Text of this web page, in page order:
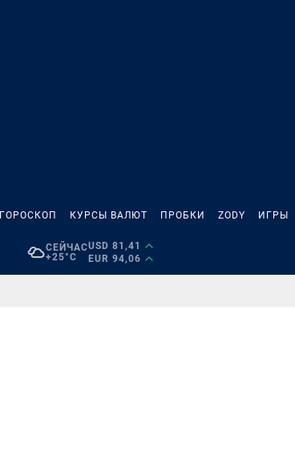
ГОРОСКОП КУРСЫ ВАЛЮТ ПРОБКИ ZODY ИГРЫ
СЕЙЧАС
+25°C
USD 81,41
EUR 94,06